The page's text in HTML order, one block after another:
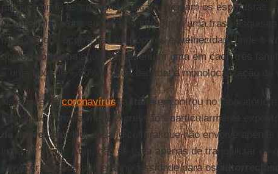
parques onde as crianças brincam, treinam os esportistas
O vocabulário dos sociólogos introduziu uma frase
mutação que ocorre nas metrópoles envelhecidas, onde o
que os solteiros
agora representam uma em cada três
a uma taxa de + 50% a cada década: a monolocalização
Na época docoronavírus, a Itáliaencontrou no laboratório
humano – permita-me a expressão - particularmente
da depressão. Um desafio cultural que não envolve
linha de frente. Aqui, não se trata apenas de tranquilizar os
fornecer itens de primeira necessidade para os